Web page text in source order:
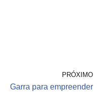
PRÓXIMO
Garra para empreender